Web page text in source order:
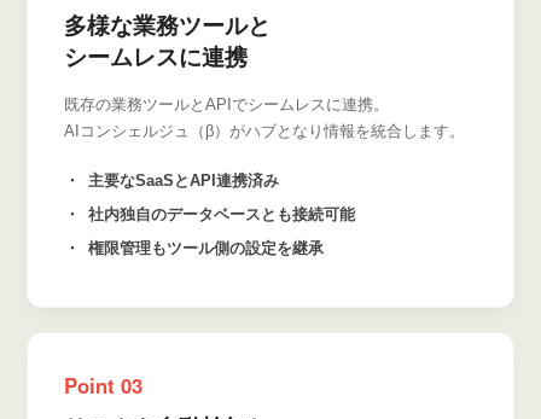
多様な業務ツールと
シームレスに連携
既存の業務ツールとAPIでシームレスに連携。
AIコンシェルジュ（β）がハブとなり情報を統合します。
主要なSaaSとAPI連携済み
社内独自のデータベースとも接続可能
権限管理もツール側の設定を継承
Point 03